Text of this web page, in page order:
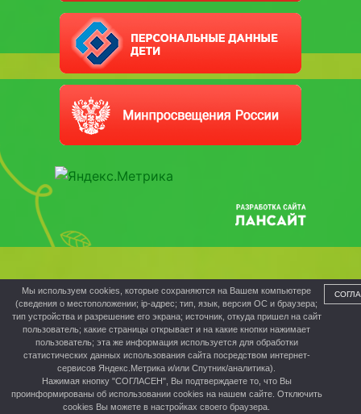
Мы используем cookies, которые сохраняются на Вашем компьютере
(сведения о местоположении; ip-адрес; тип, язык, версия ОС и браузера;
тип устройства и разрешение его экрана; источник, откуда пришел на сайт
пользователь; какие страницы открывает и на какие кнопки нажимает
пользователь; эта же информация используется для обработки
статистических данных использования сайта посредством интернет-
сервисов Яндекс.Метрика и/или Спутник/аналитика).
Нажимая кнопку "СОГЛАСЕН", Вы подтверждаете то, что Вы
проинформированы об использовании cookies на нашем сайте. Отключить
cookies Вы можете в настройках своего браузера.